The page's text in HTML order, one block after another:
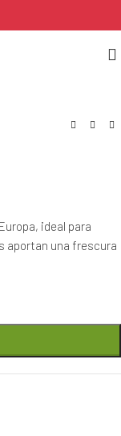
ideal para
aportan una frescura